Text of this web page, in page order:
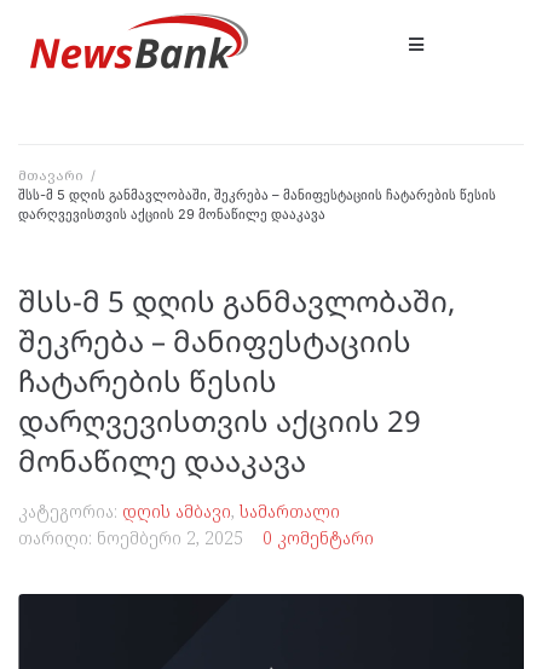
მთავარი /
შსს-მ 5 დღის განმავლობაში, შეკრება – მანიფესტაციის ჩატარების წესის
დარღვევისთვის აქციის 29 მონაწილე დააკავა
შსს-მ 5 დღის განმავლობაში,
შეკრება – მანიფესტაციის
ჩატარების წესის
დარღვევისთვის აქციის 29
მონაწილე დააკავა
კატეგორია: დღის ამბავი, სამართალი
თარიღი: ნოემბერი 2, 2025 0 კომენტარი